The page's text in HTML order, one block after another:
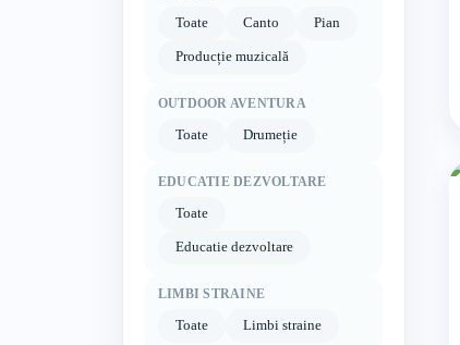
Toate Canto Pian
Producție muzicală
OUTDOOR AVENTURA
Toate Drumeție
EDUCATIE DEZVOLTARE
Toate
Educatie dezvoltare
LIMBI STRAINE
Toate Limbi straine